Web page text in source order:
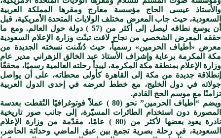
والأستاذ عيسى الحاج مؤسسة معارج ومقرها المملكة العربية
السعودية، حيث جاب المعرض مختلف الولايات المتحدة الأمريكية، قبل
أن يوسع نطاقه ليصل إلى أكثر من (57 ) دولة حول العالم. ومع ما
حققه المعرض الشخصي من نجاح لافت تبنّت وزارة الإعلام السعودية
معرض «أطياف الحرمين» رسمياً، حيث دُشّنت نسخته الجديدة من
مكة المكرمة برعاية وإشراف الأستاذ عبد الخالق الزهراني مدير عام
وزارة الإعلام بمنطقة مكة المكرمة، ليبدأ رحلته العالمية رسميًا، محققًا
إنطلاقة جديدة من مكة إلى القاهرة كأولى محطاته، على أن يواصل
جولاته في دول الخليج، مع خطط لعرضه في إحدى الدول العربية
تزامنًا مع موسم الحج القادم.
ويضم “أطياف الحرمين” نحو (80 ) عملاً فوتوغرافيًا التُقطت بعدسة
المصورة دون استخدام الطائرات المسيّرة، إلى جانب صور تاريخية
نادرة يعود بعضها لأكثر من (80 ) عامًا، مقدّمة من وزارة الإعلام
السعودية، في رحلة بصرية تجمع بين عبق الماضي وحداثة الحاضر،